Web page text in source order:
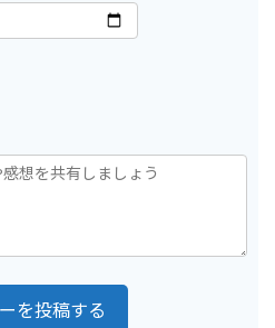
を投稿する